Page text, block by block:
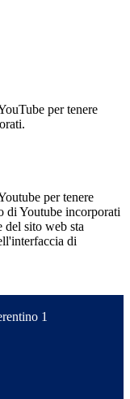
per tenere
per tenere
di Youtube incorporati
del sito web sta
di
1